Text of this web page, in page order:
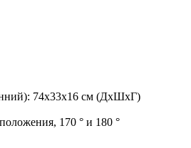
74х33х16 см (ДхШхГ)
170 ° и 180 °